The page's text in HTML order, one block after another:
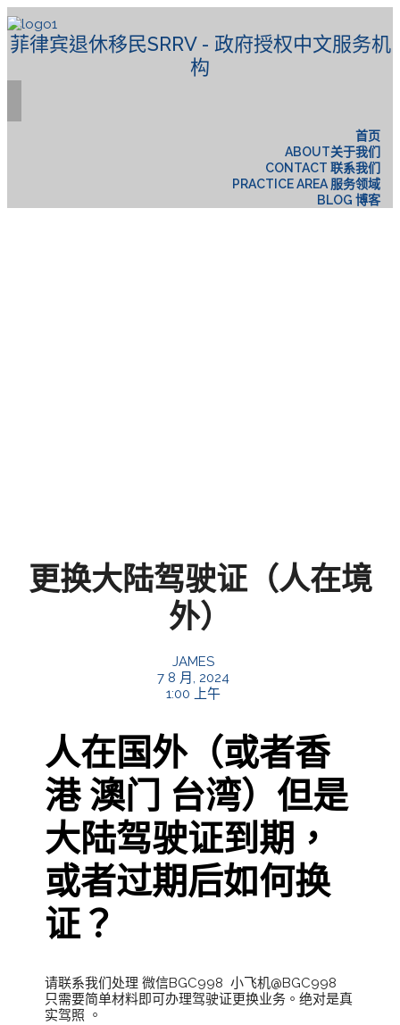
菲律宾退休移民SRRV - 政府授权中文服务机
构
首页
ABOUT关于我们
CONTACT 联系我们
PRACTICE AREA 服务领域
BLOG 博客
更换大陆驾驶证（人在境
外）
JAMES
7 8 月, 2024
1:00 上午
人在国外（或者香
港 澳门 台湾）但是
大陆驾驶证到期，
或者过期后如何换
证？
请联系我们处理 微信BGC998 小飞机@BGC998
只需要简单材料即可办理驾驶证更换业务。绝对是真
实驾照 。